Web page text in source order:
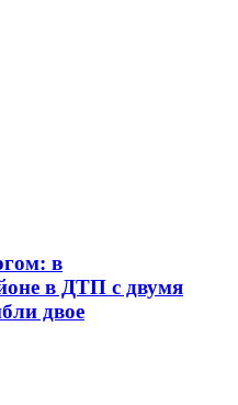
в
в ДТП с двумя
двое